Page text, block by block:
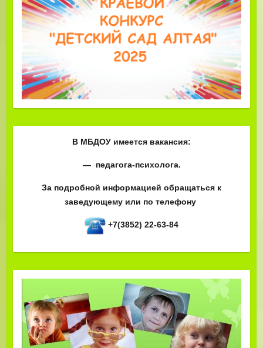
В МБДОУ имеется вакансия:
— педагога-психолога.
За подробной информацией обращаться к
заведующему или по телефону
+7(3852) 22-63-84